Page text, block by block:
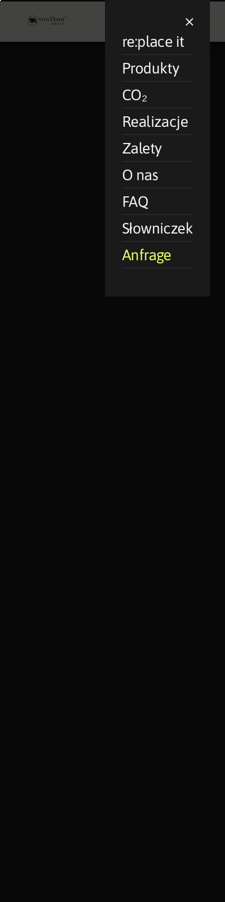
');"> ×
re:place it
Produkty
CO₂
Realizacje
Zalety
O nas
FAQ
Słowniczek
Anfrage